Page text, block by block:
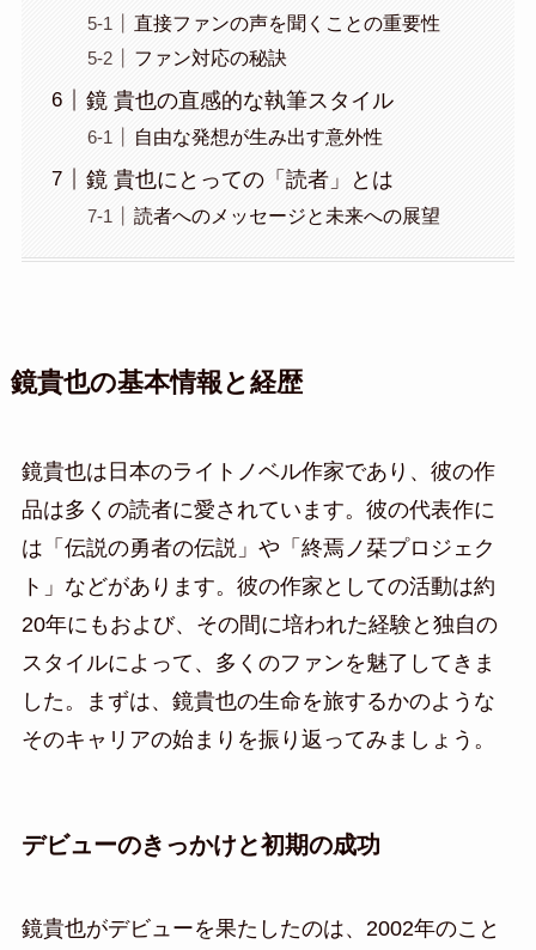
直接ファンの声を聞くことの重要性
ファン対応の秘訣
鏡 貴也の直感的な執筆スタイル
自由な発想が生み出す意外性
鏡 貴也にとっての「読者」とは
読者へのメッセージと未来への展望
鏡貴也の基本情報と経歴
鏡貴也は日本のライトノベル作家であり、彼の作
品は多くの読者に愛されています。彼の代表作に
は「伝説の勇者の伝説」や「終焉ノ栞プロジェク
ト」などがあります。彼の作家としての活動は約
20年にもおよび、その間に培われた経験と独自の
スタイルによって、多くのファンを魅了してきま
した。まずは、鏡貴也の生命を旅するかのような
そのキャリアの始まりを振り返ってみましょう。
デビューのきっかけと初期の成功
鏡貴也がデビューを果たしたのは、2002年のこと